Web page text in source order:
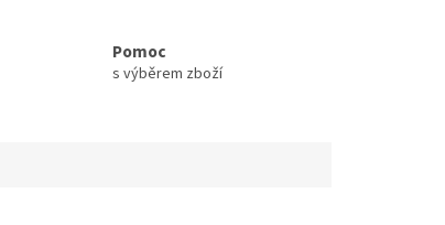
Pomoc
s výběrem zboží